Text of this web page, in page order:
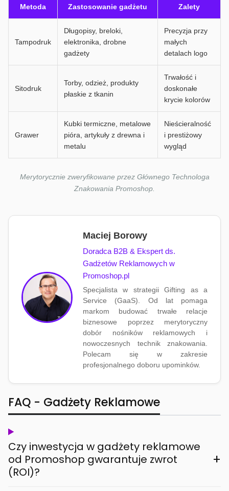
Metoda Zastosowanie gadżetu Zalety
Tampodruk
Długopisy, breloki,
elektronika, drobne
gadżety
Precyzja przy
małych
detalach logo
Sitodruk
Torby, odzież, produkty
płaskie z tkanin
Trwałość i
doskonałe
krycie kolorów
Grawer
Kubki termiczne, metalowe
pióra, artykuły z drewna i
metalu
Nieścieralność
i prestiżowy
wygląd
Merytorycznie zweryfikowane przez Głównego Technologa
Znakowania Promoshop.
Maciej Borowy
Doradca B2B & Ekspert ds.
Gadżetów Reklamowych w
Promoshop.pl
Specjalista w strategii Gifting as a
Service (GaaS). Od lat pomaga
markom budować trwałe relacje
biznesowe poprzez merytoryczny
dobór nośników reklamowych i
nowoczesnych technik znakowania.
Polecam się w zakresie
profesjonalnego doboru upominków.
FAQ - Gadżety Reklamowe
Czy inwestycja w gadżety reklamowe
od Promoshop gwarantuje zwrot
(ROI)?
+